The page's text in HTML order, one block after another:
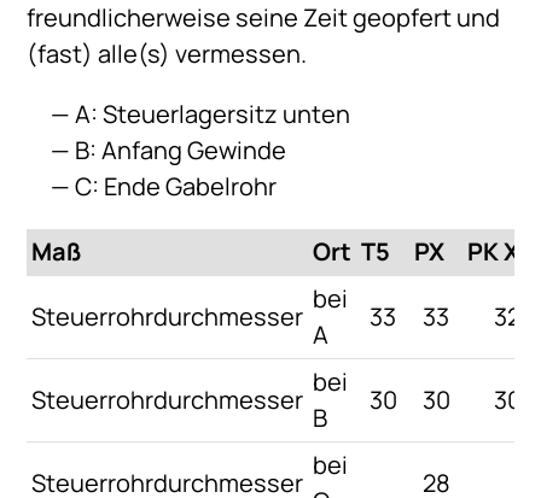
freundlicherweise seine Zeit geopfert und
(fast) alle(s) vermessen.
A: Steuerlagersitz unten
B: Anfang Gewinde
C: Ende Gabelrohr
Maß
Ort T5 PX
PK
Steuerrohrdurchmesser
bei
A
33 33 32
Steuerrohrdurchmesser
bei
B
30 30 30
Steuerrohrdurchmesser
bei
28